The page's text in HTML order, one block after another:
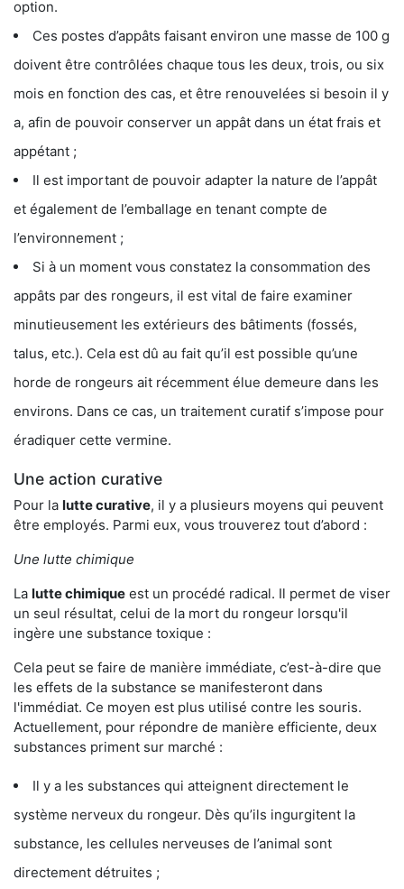
option.
Ces postes d’appâts faisant environ une masse de 100 g
doivent être contrôlées chaque tous les deux, trois, ou six
mois en fonction des cas, et être renouvelées si besoin il y
a, afin de pouvoir conserver un appât dans un état frais et
appétant ;
Il est important de pouvoir adapter la nature de l’appât
et également de l’emballage en tenant compte de
l’environnement ;
Si à un moment vous constatez la consommation des
appâts par des rongeurs, il est vital de faire examiner
minutieusement les extérieurs des bâtiments (fossés,
talus, etc.). Cela est dû au fait qu’il est possible qu’une
horde de rongeurs ait récemment élue demeure dans les
environs. Dans ce cas, un traitement curatif s’impose pour
éradiquer cette vermine.
Une action curative
Pour la lutte curative, il y a plusieurs moyens qui peuvent
être employés. Parmi eux, vous trouverez tout d’abord :
Une lutte chimique
La lutte chimique est un procédé radical. Il permet de viser
un seul résultat, celui de la mort du rongeur lorsqu'il
ingère une substance toxique :
Cela peut se faire de manière immédiate, c’est-à-dire que
les effets de la substance se manifesteront dans
l'immédiat. Ce moyen est plus utilisé contre les souris.
Actuellement, pour répondre de manière efficiente, deux
substances priment sur marché :
Il y a les substances qui atteignent directement le
système nerveux du rongeur. Dès qu’ils ingurgitent la
substance, les cellules nerveuses de l’animal sont
directement détruites ;